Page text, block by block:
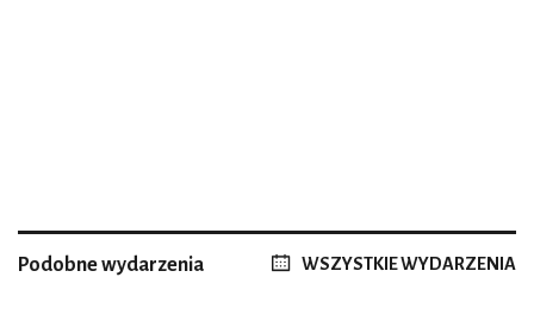
Podobne wydarzenia WSZYSTKIE WYDARZENIA